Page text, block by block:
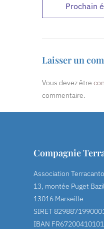
Prochain
Laisser un
Vous devez être
commentaire.
Compagnie
Association Terracanto
13, montée Puget
13016 Marseille
SIRET
IBAN